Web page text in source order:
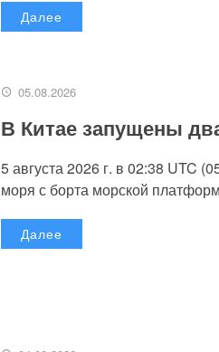
Далее
05.08.2026
В Китае запущены
5 августа 2026 г. в 02:38 UTC
моря с борта морской
Далее